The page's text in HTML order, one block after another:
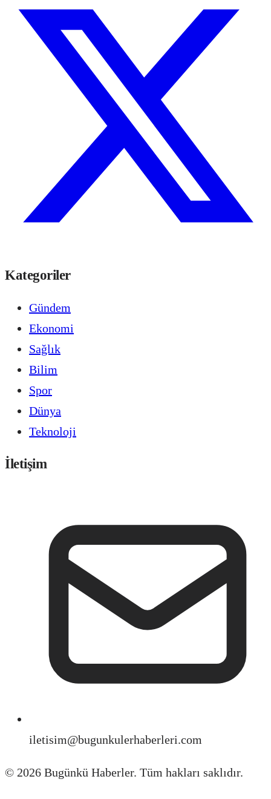
Kategoriler
Gündem
Ekonomi
Sağlık
Bilim
Spor
Dünya
Teknoloji
İletişim
iletisim@bugunkulerhaberleri.com
© 2026 Bugünkü Haberler. Tüm hakları saklıdır.